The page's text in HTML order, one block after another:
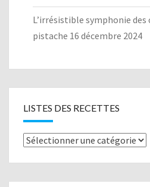
L’irrésistible symphonie
pistache 16 décembre 2024
LISTES DES RECETTES
Listes